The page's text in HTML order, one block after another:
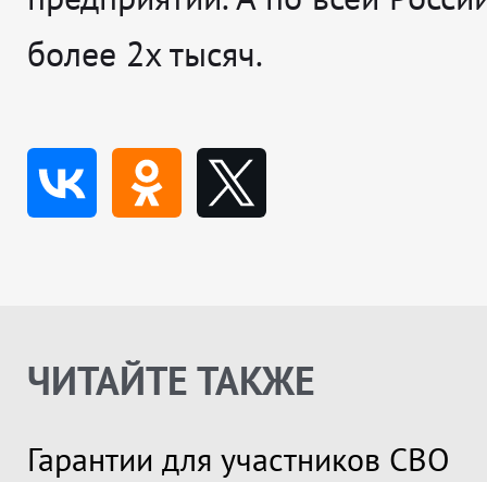
более 2х тысяч.
ЧИТАЙТЕ ТАКЖЕ
Гарантии для участников СВО